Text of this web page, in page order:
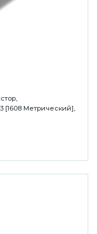
[1608 Метрический],